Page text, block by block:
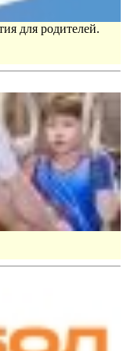
для родителей.